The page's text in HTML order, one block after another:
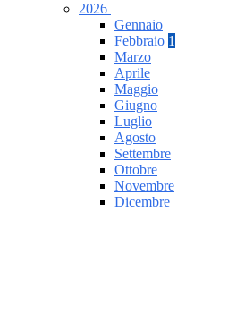
2026
Gennaio
Febbraio 1
Marzo
Aprile
Maggio
Giugno
Luglio
Agosto
Settembre
Ottobre
Novembre
Dicembre